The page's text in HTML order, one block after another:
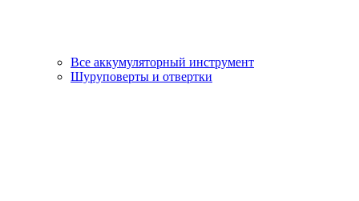
Все аккумуляторный инструмент
Шуруповерты и отвертки